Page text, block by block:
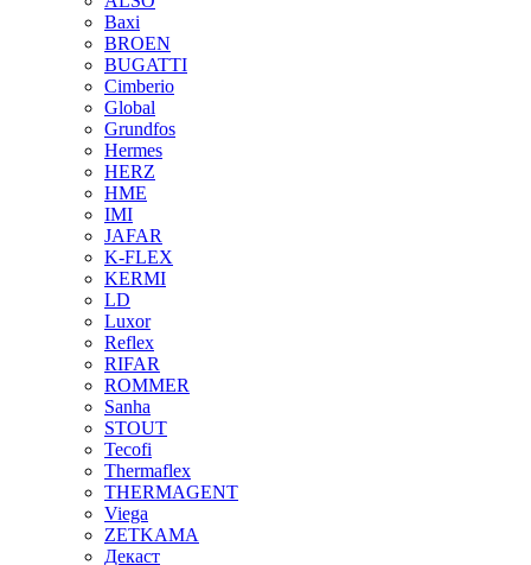
Baxi
BROEN
BUGATTI
Cimberio
Global
Grundfos
Hermes
HERZ
HME
IMI
JAFAR
K-FLEX
KERMI
LD
Luxor
Reflex
RIFAR
ROMMER
Sanha
STOUT
Tecofi
Thermaflex
THERMAGENT
Viega
ZETKAMA
Декаст